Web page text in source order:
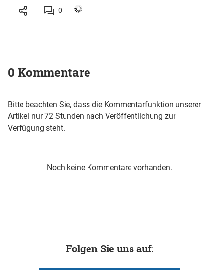
0
0 Kommentare
Bitte beachten Sie, dass die Kommentarfunktion unserer
Artikel nur 72 Stunden nach Veröffentlichung zur
Verfügung steht.
Noch keine Kommentare vorhanden.
Folgen Sie uns auf: